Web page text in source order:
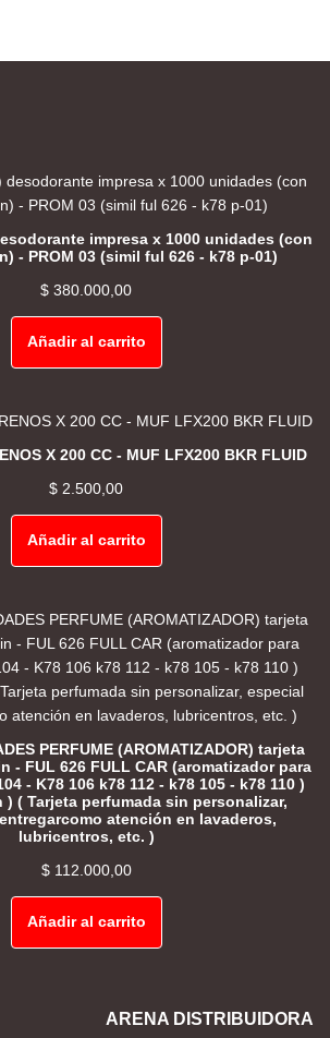
impresa x 1000 unidades (con
- PROM 03 (simil ful 626 - k78 p-01)
$ 380.000,00
Añadir al carrito
X 200 CC - MUF LFX200 BKR FLUID
$ 2.500,00
Añadir al carrito
PERFUME (AROMATIZADOR) tarjeta
- FUL 626 FULL CAR (aromatizador para
- K78 106 k78 112 - k78 105 - k78 110 )
( Tarjeta perfumada sin personalizar,
atención en lavaderos,
lubricentros, etc. )
$112.000,00
Añadir al carrito
ARENA DISTRIBUIDORA